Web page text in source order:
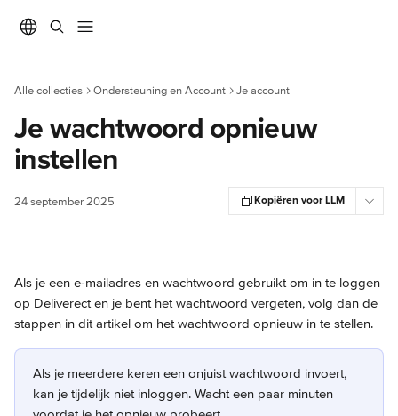
Alle collecties Ondersteuning en Account Je account
Je wachtwoord opnieuw
instellen
24 september 2025 Kopiëren voor LLM
Als je een e-mailadres en wachtwoord gebruikt om in te loggen
op Deliverect en je bent het wachtwoord vergeten, volg dan de
stappen in dit artikel om het wachtwoord opnieuw in te stellen.
Als je meerdere keren een onjuist wachtwoord invoert,
kan je tijdelijk niet inloggen. Wacht een paar minuten